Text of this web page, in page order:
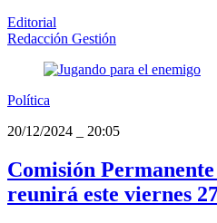
Editorial
Redacción Gestión
Política
20/12/2024
20:05
Comisión
reunirá este viernes